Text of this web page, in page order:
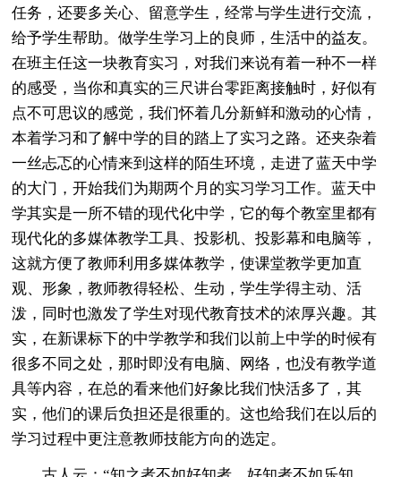
任务，还要多关心、留意学生，经常与学生进行交流，
给予学生帮助。做学生学习上的良师，生活中的益友。
在班主任这一块教育实习，对我们来说有着一种不一样
的感受，当你和真实的三尺讲台零距离接触时，好似有
点不可思议的感觉，我们怀着几分新鲜和激动的心情，
本着学习和了解中学的目的踏上了实习之路。还夹杂着
一丝忐忑的心情来到这样的陌生环境，走进了蓝天中学
的大门，开始我们为期两个月的实习学习工作。蓝天中
学其实是一所不错的现代化中学，它的每个教室里都有
现代化的多媒体教学工具、投影机、投影幕和电脑等，
这就方便了教师利用多媒体教学，使课堂教学更加直
观、形象，教师教得轻松、生动，学生学得主动、活
泼，同时也激发了学生对现代教育技术的浓厚兴趣。其
实，在新课标下的中学教学和我们以前上中学的时候有
很多不同之处，那时即没有电脑、网络，也没有教学道
具等内容，在总的看来他们好象比我们快活多了，其
实，他们的课后负担还是很重的。这也给我们在以后的
学习过程中更注意教师技能方向的选定。